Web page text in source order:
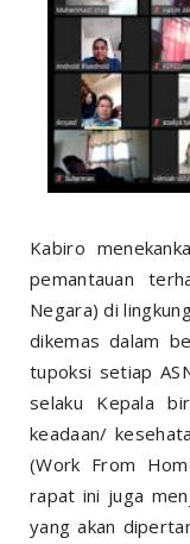
Kabiro
pemantauan
Negara) di
dikemas dalam
tupoksi setiap
selaku Kepala
keadaan/
(Work From
rapat ini juga
yang akan